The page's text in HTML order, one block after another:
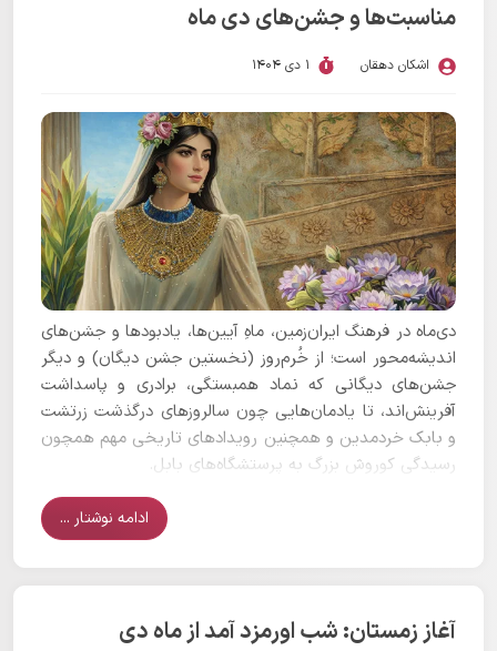
مناسبت‌ها و جشن‌های دی ماه
اشکان دهقان 1 دی 1404
دی‌ماه در فرهنگ ایران‌زمین، ماهِ آیین‌ها، یادبودها و جشن‌های
اندیشه‌محور است؛ از خُرم‌روز (نخستین جشن دیگان) و دیگر
جشن‌های دیگانی که نماد همبستگی، برادری و پاسداشت
آفرینش‌اند، تا یادمان‌هایی چون سالروزهای درگذشت زرتشت
و بابک خردمدین و همچنین رویدادهای تاریخی مهم همچون
رسیدگی کوروش بزرگ به پرستشگاه‌های بابل.
ادامه نوشتار ...
آغاز زمستان: شب اورمزد آمد از ماه دی